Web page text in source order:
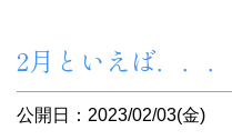
2月といえば．．．
公開日：2023/02/03(金)